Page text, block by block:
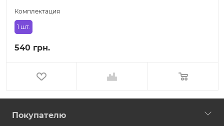
Комплектация
1 шт.
540 грн.
Покупателю